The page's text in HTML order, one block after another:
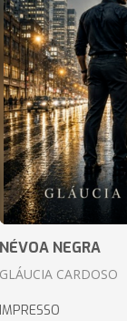
NÉVOA NEGRA
GLÁUCIA CARDOSO
IMPRESSO